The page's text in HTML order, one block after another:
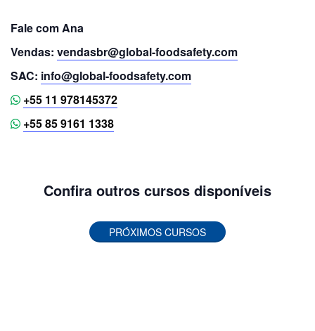
Fale com Ana
Vendas: vendasbr@global-foodsafety.com
SAC: info@global-foodsafety.com
+55 11 978145372
+55 85 9161 1338
Confira outros cursos disponíveis
PRÓXIMOS CURSOS